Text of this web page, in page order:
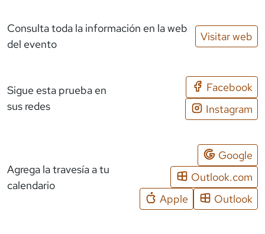
Consulta toda la información en la web
del evento
Visitar web
Sigue esta prueba en
sus redes
Facebook
Instagram
Agrega la travesía a tu
calendario
Google
Outlook.com
Apple
Outlook